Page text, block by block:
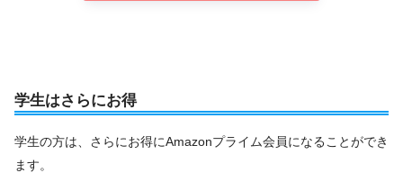
学生はさらにお得
学生の方は、さらにお得にAmazonプライム会員になることができ
ます。